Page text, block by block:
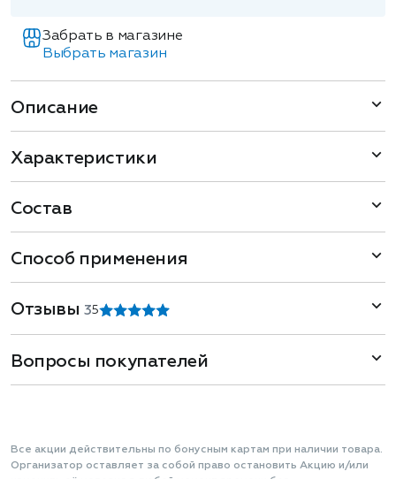
Забрать в магазине
Выбрать магазин
Описание
Характеристики
Состав
Способ применения
Отзывы35
Вопросы покупателей
Все акции действительны по бонусным картам при наличии товара.
Организатор оставляет за собой право остановить Акцию и/или